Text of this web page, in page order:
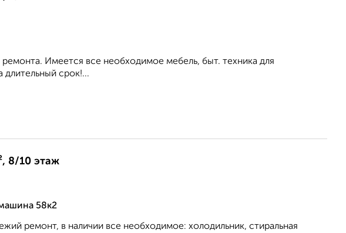
Имеется все необходимое мебель, быт. техника для
длительный срок!...
8/10 этаж
58к2
ремонт, в наличии все необходимое: холодильник, стиральная